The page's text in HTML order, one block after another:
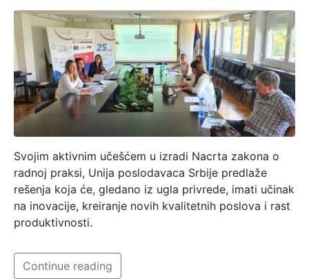
Svojim aktivnim učešćem u izradi Nacrta zakona o
radnoj praksi, Unija poslodavaca Srbije predlaže
rešenja koja će, gledano iz ugla privrede, imati učinak
na inovacije, kreiranje novih kvalitetnih poslova i rast
produktivnosti.
Continue reading